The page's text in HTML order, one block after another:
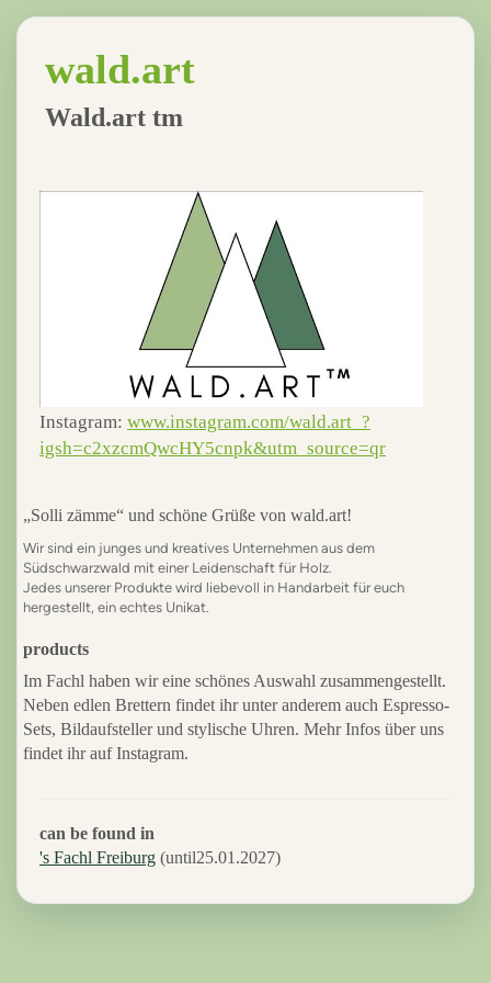
wald.art
Wald.art tm
Instagram: www.instagram.com/wald.art_?
igsh=c2xzcmQwcHY5cnpk&utm_source=qr
„Solli zämme“ und schöne Grüße von wald.art!
Wir sind ein junges und kreatives Unternehmen aus dem
Südschwarzwald mit einer Leidenschaft für Holz.
Jedes unserer Produkte wird liebevoll in Handarbeit für euch
hergestellt, ein echtes Unikat.
products
Im Fachl haben wir eine schönes Auswahl zusammengestellt.
Neben edlen Brettern findet ihr unter anderem auch Espresso-
Sets, Bildaufsteller und stylische Uhren. Mehr Infos über uns
findet ihr auf Instagram.
can be found in
's Fachl Freiburg (until25.01.2027)